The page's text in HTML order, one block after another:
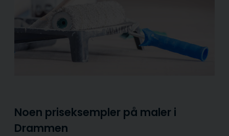
Noen priseksempler på maler i
Drammen